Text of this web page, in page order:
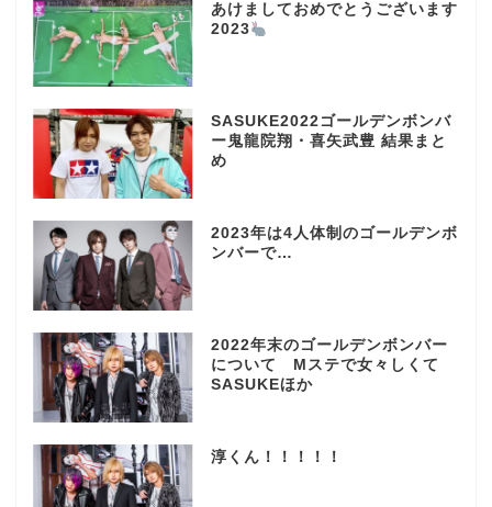
あけましておめでとうございます
2023
SASUKE2022ゴールデンボンバ
ー鬼龍院翔・喜矢武豊 結果まと
め
2023年は4人体制のゴールデンボ
ンバーで…
2022年末のゴールデンボンバー
について Mステで女々しくて
SASUKEほか
淳くん！！！！！